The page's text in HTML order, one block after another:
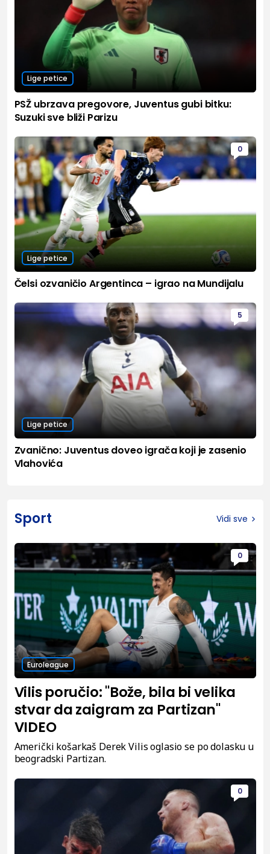
Lige petice
PSŽ ubrzava pregovore, Juventus gubi bitku:
Suzuki sve bliži Parizu
0
Lige petice
Čelsi ozvaničio Argentinca – igrao na Mundijalu
5
Lige petice
Zvanično: Juventus doveo igrača koji je zasenio
Vlahovića
Sport Vidi sve
0
Euroleague
Vilis poručio: "Bože, bila bi velika
stvar da zaigram za Partizan"
VIDEO
Američki košarkaš Derek Vilis oglasio se po dolasku u
beogradski Partizan.
0